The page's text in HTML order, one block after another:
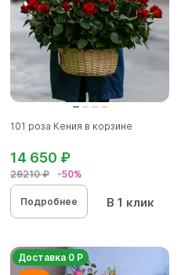
101 роза Кения в корзине
29210 ₽ -50%
14 650 ₽
Подробнее В 1 клик
Доставка 0 Р